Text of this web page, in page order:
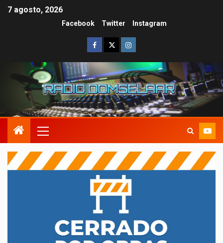
7 agosto, 2026
Facebook Twitter Instagram